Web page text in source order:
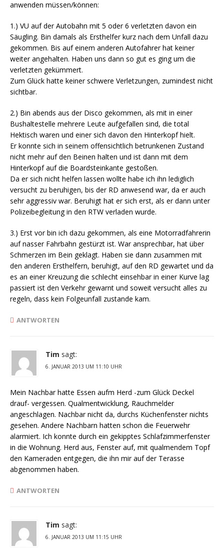
anwenden müssen/können:
1.) VU auf der Autobahn mit 5 oder 6 verletzten davon ein
Säugling. Bin damals als Ersthelfer kurz nach dem Unfall dazu
gekommen. Bis auf einem anderen Autofahrer hat keiner
weiter angehalten. Haben uns dann so gut es ging um die
verletzten gekümmert.
Zum Glück hatte keiner schwere Verletzungen, zumindest nicht
sichtbar.
2.) Bin abends aus der Disco gekommen, als mit in einer
Bushaltestelle mehrere Leute aufgefallen sind, die total
Hektisch waren und einer sich davon den Hinterkopf hielt.
Er konnte sich in seinem offensichtlich betrunkenen Zustand
nicht mehr auf den Beinen halten und ist dann mit dem
Hinterkopf auf die Boardsteinkante gestoßen.
Da er sich nicht helfen lassen wollte habe ich ihn lediglich
versucht zu beruhigen, bis der RD anwesend war, da er auch
sehr aggressiv war. Beruhigt hat er sich erst, als er dann unter
Polizeibegleitung in den RTW verladen wurde.
3.) Erst vor bin ich dazu gekommen, als eine Motorradfahrerin
auf nasser Fahrbahn gestürzt ist. War ansprechbar, hat über
Schmerzen im Bein geklagt. Haben sie dann zusammen mit
den anderen Ersthelfern, beruhigt, auf den RD gewartet und da
es an einer Kreuzung die schlecht einsehbar in einer Kurve lag
passiert ist den Verkehr gewarnt und soweit versucht alles zu
regeln, dass kein Folgeunfall zustande kam.
ANTWORTEN
Tim sagt:
6. JANUAR 2013 UM 11:10 UHR
Mein Nachbar hatte Essen aufm Herd -zum Glück Deckel
drauf- vergessen. Qualmentwicklung, Rauchmelder
angeschlagen. Nachbar nicht da, durchs Küchenfenster nichts
gesehen. Andere Nachbarn hatten schon die Feuerwehr
alarmiert. Ich konnte durch ein gekipptes Schlafzimmerfenster
in die Wohnung. Herd aus, Fenster auf, mit qualmendem Topf
den Kameraden entgegen, die ihn mir auf der Terasse
abgenommen haben.
ANTWORTEN
Tim sagt:
6. JANUAR 2013 UM 11:15 UHR